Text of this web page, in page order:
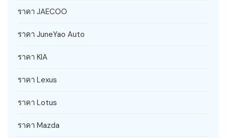
ราคา JAECOO
ราคา JuneYao Auto
ราคา KIA
ราคา Lexus
ราคา Lotus
ราคา Mazda